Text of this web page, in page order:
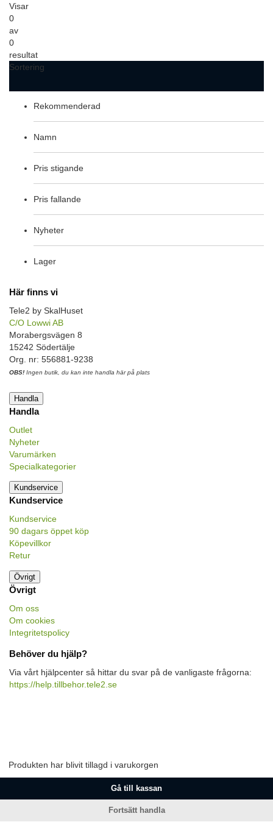
Visar
0
av
0
resultat
Sortering
Rekommenderad
Namn
Pris stigande
Pris fallande
Nyheter
Lager
Här finns vi
Tele2 by SkalHuset
C/O Lowwi AB
Morabergsvägen 8
15242 Södertälje
Org. nr: 556881-9238
OBS! Ingen butik, du kan inte handla här på plats
Handla
Handla
Outlet
Nyheter
Varumärken
Specialkategorier
Kundservice
Kundservice
Kundservice
90 dagars öppet köp
Köpevillkor
Retur
Övrigt
Övrigt
Om oss
Om cookies
Integritetspolicy
Behöver du hjälp?
Via vårt hjälpcenter så hittar du svar på de vanligaste frågorna:
https://help.tillbehor.tele2.se
Produkten har blivit tillagd i varukorgen
Gå till kassan
Fortsätt handla